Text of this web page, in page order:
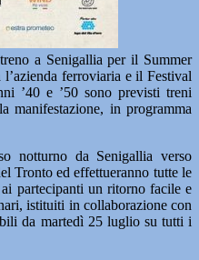
a Senigallia per il Summer
ferroviaria e il Festival
’40 e ’50 sono previsti treni
manifestazione, in programma
notturno da Senigallia verso
Tronto ed effettueranno tutte le
partecipanti un ritorno facile e
istituiti in collaborazione con
da martedì 25 luglio su tutti i